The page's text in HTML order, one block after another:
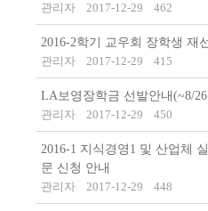
관리자
2017-12-29 462
2016-2학기 교우회 장학생 재
관리자
2017-12-29 415
LA보영장학금 선발안내(~8/
관리자
2017-12-29 450
2016-1 지식경영1 및 산업체
문 신청 안내
관리자
2017-12-29 448